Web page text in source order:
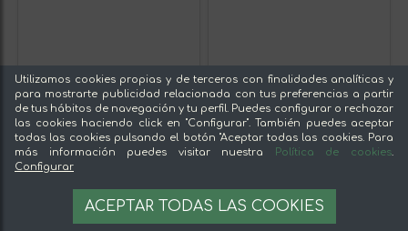
Utilizamos cookies propias y de terceros con finalidades analíticas y
para mostrarte publicidad relacionada con tus preferencias a partir
de tus hábitos de navegación y tu perfil. Puedes configurar o rechazar
las cookies haciendo click en "Configurar". También puedes aceptar
todas las cookies pulsando el botón "Aceptar todas las cookies. Para
más información puedes visitar nuestra
Política de cookies.
Configurar
ACEPTAR TODAS LAS COOKIES